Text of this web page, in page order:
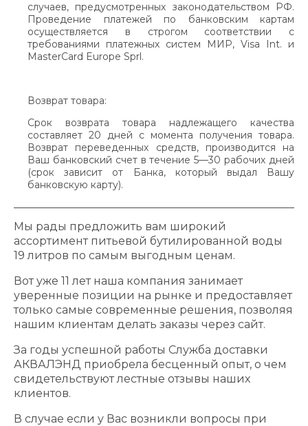
случаев, предусмотренных законодательством РФ.
Проведение платежей по банковским картам
осуществляется в строгом соответствии с
требованиями платежных систем МИР, Visa Int. и
MasterCard Europe Sprl.
Возврат товара:
Срок возврата товара надлежащего качества
составляет 20 дней с момента получения товара.
Возврат переведенных средств, производится на
Ваш банковский счет в течение 5—30 рабочих дней
(срок зависит от Банка, который выдал Вашу
банковскую карту).
Мы рады предложить вам широкий
ассортимент питьевой бутилированной воды
19 литров по самым выгодным ценам.
Вот уже 11 лет наша компания занимает
уверенные позиции на рынке и предоставляет
только самые современные решения, позволяя
нашим клиентам делать заказы через сайт.
За годы успешной работы Служба доставки
АКВАЛЭНД приобрела бесценный опыт, о чем
свидетельствуют лестные отзывы наших
клиентов.
В случае если у Вас возникли вопросы при